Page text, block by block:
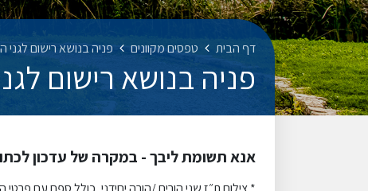
דף הבית טפסים מקוונים פניה בנושא רישום
פניה בנושא רישום
אנא תשומת ליבך - במקרה של עדכון